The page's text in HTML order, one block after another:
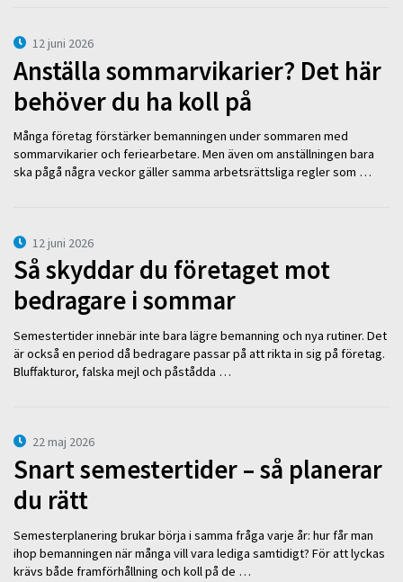
12 juni 2026
Anställa sommarvikarier? Det här
behöver du ha koll på
Många företag förstärker bemanningen under sommaren med
sommarvikarier och feriearbetare. Men även om anställningen bara
ska pågå några veckor gäller samma arbetsrättsliga regler som …
12 juni 2026
Så skyddar du företaget mot
bedragare i sommar
Semestertider innebär inte bara lägre bemanning och nya rutiner. Det
är också en period då bedragare passar på att rikta in sig på företag.
Bluffakturor, falska mejl och påstådda …
22 maj 2026
Snart semestertider – så planerar
du rätt
Semesterplanering brukar börja i samma fråga varje år: hur får man
ihop bemanningen när många vill vara lediga samtidigt? För att lyckas
krävs både framförhållning och koll på de …